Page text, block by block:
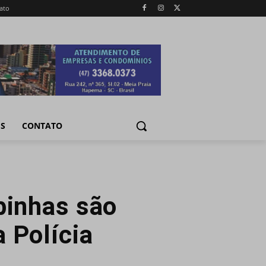
CONTATO
são
Polícia